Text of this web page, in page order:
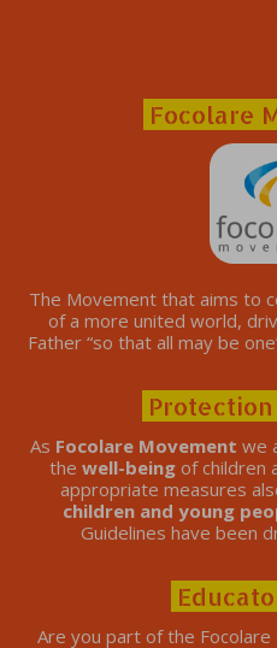
Focolare
The Movement that aims to
of a more united world,
Father “so that all may be
As Focolare Movement we
the well-being of children
appropriate measures
children and young
Guidelines have been
Are you part of the